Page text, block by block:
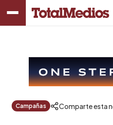
Campañas Comparte esta